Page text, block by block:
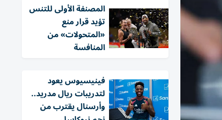
المصنفة الأولى للتنس
تؤيد قرار منع
«المتحولات» من
المنافسة
فينيسيوس يعود
لتدريبات ريال مدريد..
وأرسنال يقترب من